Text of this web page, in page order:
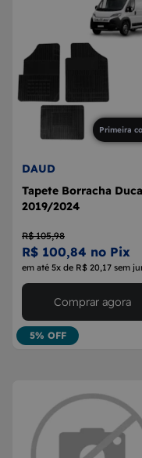
Primeira
DAUD
Tapete Borracha
2019/2024
R$ 105,98
R$ 100,84 no Pix
em até 5x de R$ 20,17 sem
5% OFF
Comprar agora